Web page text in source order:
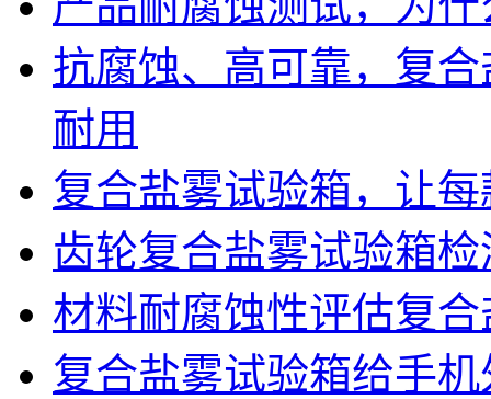
抗腐蚀、高可靠，复
耐用
复合盐雾试验箱，让
齿轮复合盐雾试验箱
材料耐腐蚀性评估复
复合盐雾试验箱给手